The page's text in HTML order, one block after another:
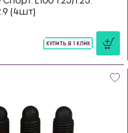
(4шт)
КУПИТЬ В 1 КЛИК